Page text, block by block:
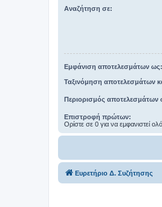
Αναζήτηση σε:
Εμφάνιση αποτελεσμάτων ως:
Ταξινόμηση αποτελεσμάτων
Περιορισμός αποτελεσμάτων
Επιστροφή πρώτων:
Ορίστε σε 0 για να εμφανιστεί
Ευρετήριο Δ. Συζήτησης